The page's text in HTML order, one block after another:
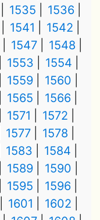
1535
1536
1541
1542
1547
1548
1553
1554
1559
1560
1565
1566
1571
1572
1577
1578
1583
1584
1589
1590
1595
1596
1601
1602